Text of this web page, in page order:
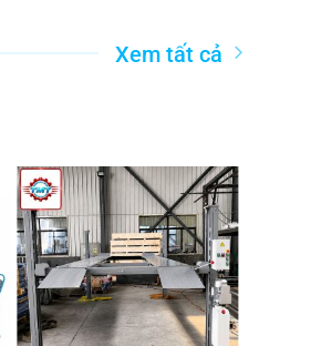
Xem tất cả